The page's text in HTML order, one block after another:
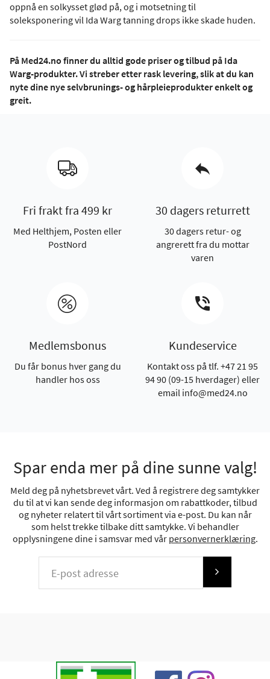
oppnå en solkysset glød på, og i motsetning til
soleksponering vil Ida Warg tanning drops ikke skade huden.
På Med24.no finner du alltid gode priser og tilbud på Ida
Warg-produkter. Vi streber etter rask levering, slik at du kan
nyte dine nye selvbrunings- og hårpleieprodukter enkelt og
greit.
Fri frakt fra 499 kr
Med Helthjem, Posten eller
PostNord
30 dagers returrett
30 dagers retur- og
angrerett fra du mottar
varen
Medlemsbonus
Du får bonus hver gang du
handler hos oss
Kundeservice
Kontakt oss på tlf. +47 21 95
94 90 (09-15 hverdager) eller
email info@med24.no
Spar enda mer på dine sunne valg!
Meld deg på nyhetsbrevet vårt. Ved å registrere deg samtykker
du til at vi kan sende deg informasjon om rabattkoder, tilbud
og nyheter relatert til vårt sortiment via e-post. Du kan når
som helst trekke tilbake ditt samtykke. Vi behandler
opplysningene dine i samsvar med vår personvernerklæring.